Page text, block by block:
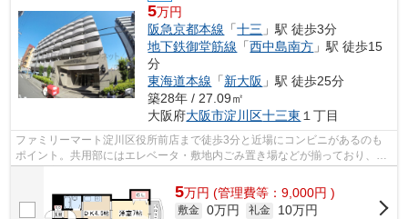
5万円
阪急京都本線 「十三 」駅 徒歩3分
地下鉄御堂筋線 「西中島南方 」駅 徒歩15
分
東海道本線 「新大阪 」駅 徒歩25分
築28年 / 27.09㎡
大阪府大阪市淀川区十三東 １丁目
ファミリーマート淀川区役所前店まで徒歩3分と近場にコンビニがあるのも
ポイント。共用部にはエレベータ・敷地内ごみ置き場などが揃っており、と
ても充実しています。2駅利用できる場...
5万円 (管理費等：9,000円 )
敷金 0万円 礼金
10万円